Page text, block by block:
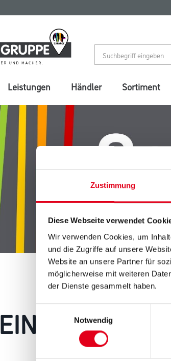
Zustimmung
Diese Webseite verwendet
Wir verwenden Cookies, um
und die Zugriffe auf unsere
Website an unsere Partner für
möglicherweise mit weiteren
der Dienste gesammelt haben.
Notwendig
Leistungen Händler Sortiment
EIN KLEINER